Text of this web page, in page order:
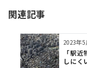
ン
関連記事
2023年5
「駅
しに